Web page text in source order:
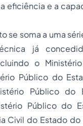
eficiência e a
se soma a uma
já
o
Público do
Público do
Público do
Civil do Estado do